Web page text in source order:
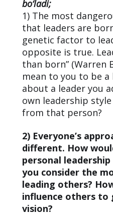
bo‘ladi;
1) The most
that leaders are
genetic factor to
opposite is true.
than born” (Warren
mean to you to be a
about a leader you
own leadership
from that person?
2) Everyone’s
different. How
personal
you consider the
leading others?
influence others to
vision?